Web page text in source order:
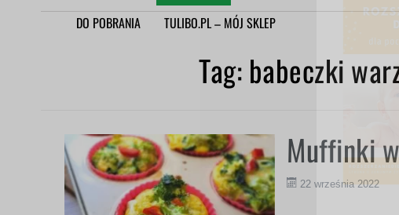
DO POBRANIA
TULIBO.PL – MÓJ SKLEP
Tag: babeczki
Muffinki
22 września 2022